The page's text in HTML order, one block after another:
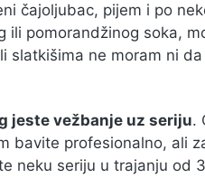
čajoljubac, pijem i po
ili pomorandžinog soka,
slatkišima ne moram ni
jeste vežbanje uz seriju.
bavite profesionalno, ali
neku seriju u trajanju od